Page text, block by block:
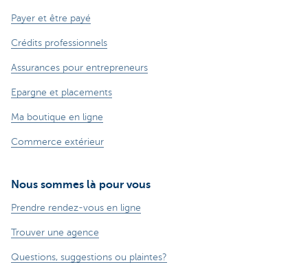
Payer et être payé
Crédits professionnels
Assurances pour entrepreneurs
Epargne et placements
Ma boutique en ligne
Commerce extérieur
Nous sommes là pour vous
Prendre rendez-vous en ligne
Trouver une agence
Questions, suggestions ou plaintes?